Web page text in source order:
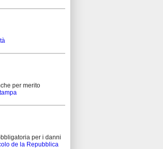
per merito
per i danni
de la Repubblica